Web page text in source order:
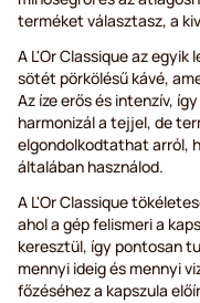
terméket választasz, a
A L'Or Classique az
sötét pörkölésű kávé,
Az íze erős és intenzív,
harmonizál a tejjel, de
elgondolkodtathat arról,
általában használod.
A L'Or Classique
ahol a gép felismeri a
keresztül, így pontosan
mennyi ideig és mennyi
főzéséhez a kapszula